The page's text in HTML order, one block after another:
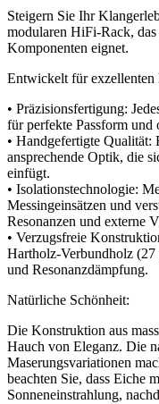
Steigern Sie Ihr
modularen HiFi-Rack,
Komponenten eignet.
Entwickelt für exzellenten
• Präzisionsfertigung:
für perfekte Passform und
• Handgefertigte Qualität:
ansprechende Optik, die
einfügt.
• Isolationstechnologie:
Messingeinsätzen und
Resonanzen und externe
• Verzugsfreie
Hartholz-Verbundholz
und Resonanzdämpfung.
Natürliche Schönheit:
Die Konstruktion aus
Hauch von Eleganz. Die
Maserungsvariationen
beachten Sie, dass Eiche
Sonneneinstrahlung,